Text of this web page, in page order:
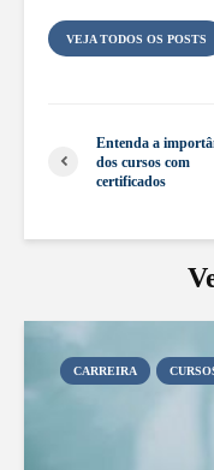
VEJA TODOS OS POSTS
Entenda a
dos cursos com
certificados
CARREIRA